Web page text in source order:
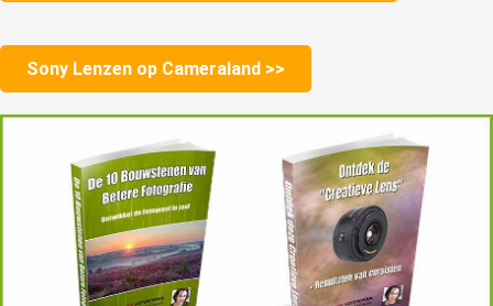
Sony Lenzen op Cameraland >>